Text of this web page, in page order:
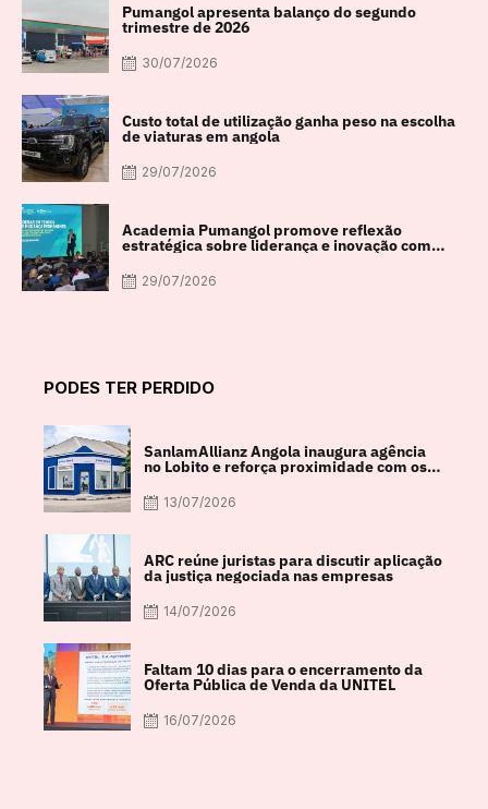
Pumangol apresenta balanço do segundo
trimestre de 2026
30/07/2026
Custo total de utilização ganha peso na escolha
de viaturas em angola
29/07/2026
Academia Pumangol promove reflexão
estratégica sobre liderança e inovação com
especialista internacional Nadim Habib
29/07/2026
PODES TER PERDIDO
SanlamAllianz Angola inaugura agência
no Lobito e reforça proximidade com os
13/07/2026
ARC reúne juristas para discutir aplicação
da justiça negociada nas empresas
14/07/2026
Faltam 10 dias para o encerramento da
Oferta Pública de Venda da UNITEL
16/07/2026